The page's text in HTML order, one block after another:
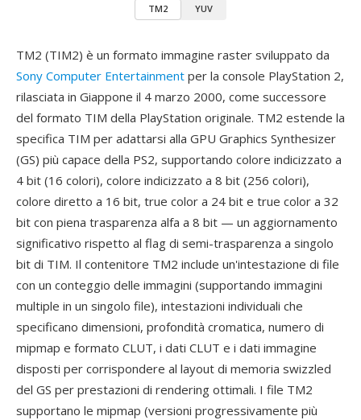
TM2 YUV
TM2 (TIM2) è un formato immagine raster sviluppato da
Sony Computer Entertainment per la console PlayStation 2,
rilasciata in Giappone il 4 marzo 2000, come successore
del formato TIM della PlayStation originale. TM2 estende la
specifica TIM per adattarsi alla GPU Graphics Synthesizer
(GS) più capace della PS2, supportando colore indicizzato a
4 bit (16 colori), colore indicizzato a 8 bit (256 colori),
colore diretto a 16 bit, true color a 24 bit e true color a 32
bit con piena trasparenza alfa a 8 bit — un aggiornamento
significativo rispetto al flag di semi-trasparenza a singolo
bit di TIM. Il contenitore TM2 include un'intestazione di file
con un conteggio delle immagini (supportando immagini
multiple in un singolo file), intestazioni individuali che
specificano dimensioni, profondità cromatica, numero di
mipmap e formato CLUT, i dati CLUT e i dati immagine
disposti per corrispondere al layout di memoria swizzled
del GS per prestazioni di rendering ottimali. I file TM2
supportano le mipmap (versioni progressivamente più